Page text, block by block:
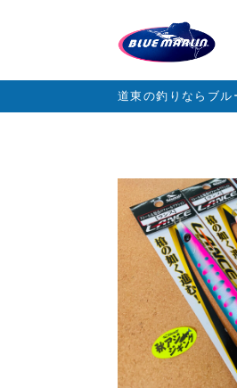
道東の釣りならブ